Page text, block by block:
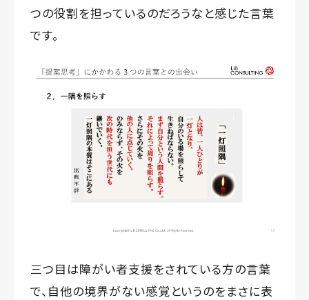
つの役割を担っているのだろうなと感じた言葉
です。
三つ目は障がい者支援をされている方の言葉
で、自他の境界がない感覚というのをまさに表